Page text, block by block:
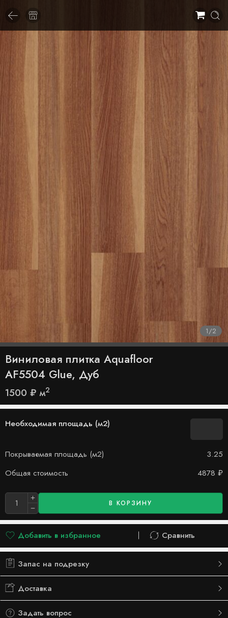
1/2
Виниловая плитка Aquafloor
AF5504 Glue, Дуб
1500 ₽ м2
Необходимая площадь (м2)
Покрываемая площадь (м2)
3.25
Общая стоимость
4878 ₽
В КОРЗИНУ
Добавить в избранное
Добавлено в список желаний
Сравнить
Сравнить
Запас на подрезку
Доставка
Задать вопрос